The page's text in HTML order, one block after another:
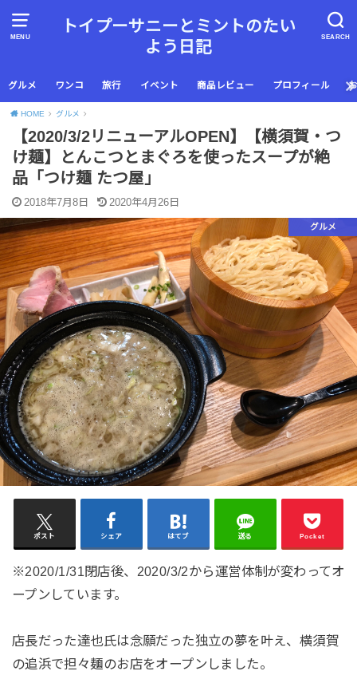
MENU SEARCH
トイプーサニーとミントのたい
よう日記
グルメ ワンコ 旅行 イベント 商品レビュー プロフィール
HOME グルメ
【2020/3/2リニューアルOPEN】【横須賀・つ
け麺】とんこつとまぐろを使ったスープが絶
品「つけ麺 たつ屋」
2018年7月8日 2020年4月26日
グルメ
ポスト シェア はてブ 送る Pocket
※2020/1/31閉店後、2020/3/2から運営体制が変わってオ
ープンしています。
店長だった達也氏は念願だった独立の夢を叶え、横須賀
の追浜で担々麺のお店をオープンしました。